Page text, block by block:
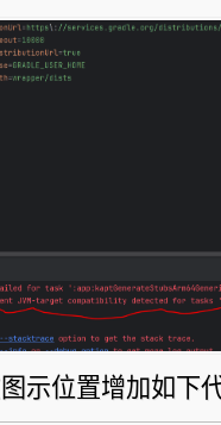
示位置增加如下